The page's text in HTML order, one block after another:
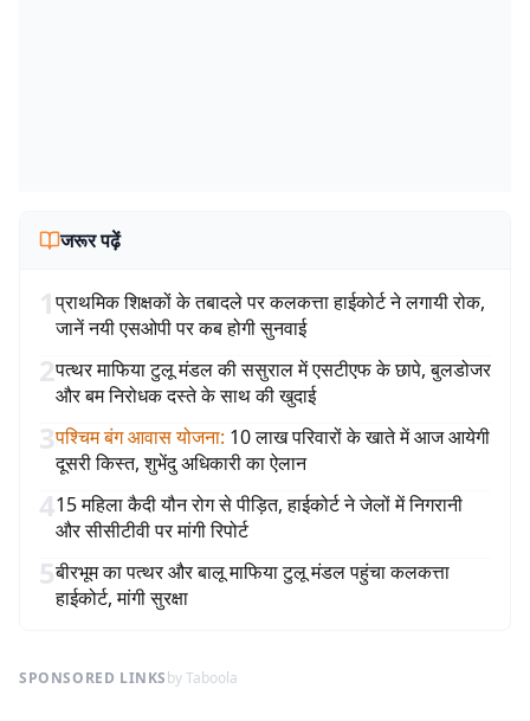
जरूर पढ़ें
1प्राथमिक शिक्षकों के तबादले पर कलकत्ता हाईकोर्ट ने लगायी रोक,
जानें नयी एसओपी पर कब होगी सुनवाई
2पत्थर माफिया टुलू मंडल की ससुराल में एसटीएफ के छापे, बुलडोजर
और बम निरोधक दस्ते के साथ की खुदाई
3पश्चिम बंग आवास योजना: 10 लाख परिवारों के खाते में आज आयेगी
दूसरी किस्त, शुभेंदु अधिकारी का ऐलान
415 महिला कैदी यौन रोग से पीड़ित, हाईकोर्ट ने जेलों में निगरानी
और सीसीटीवी पर मांगी रिपोर्ट
5बीरभूम का पत्थर और बालू माफिया टुलू मंडल पहुंचा कलकत्ता
हाईकोर्ट, मांगी सुरक्षा
SPONSORED LINKSby Taboola